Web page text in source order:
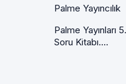
Palme Yayıncılık
Palme Yayınları
Soru Kitabı....